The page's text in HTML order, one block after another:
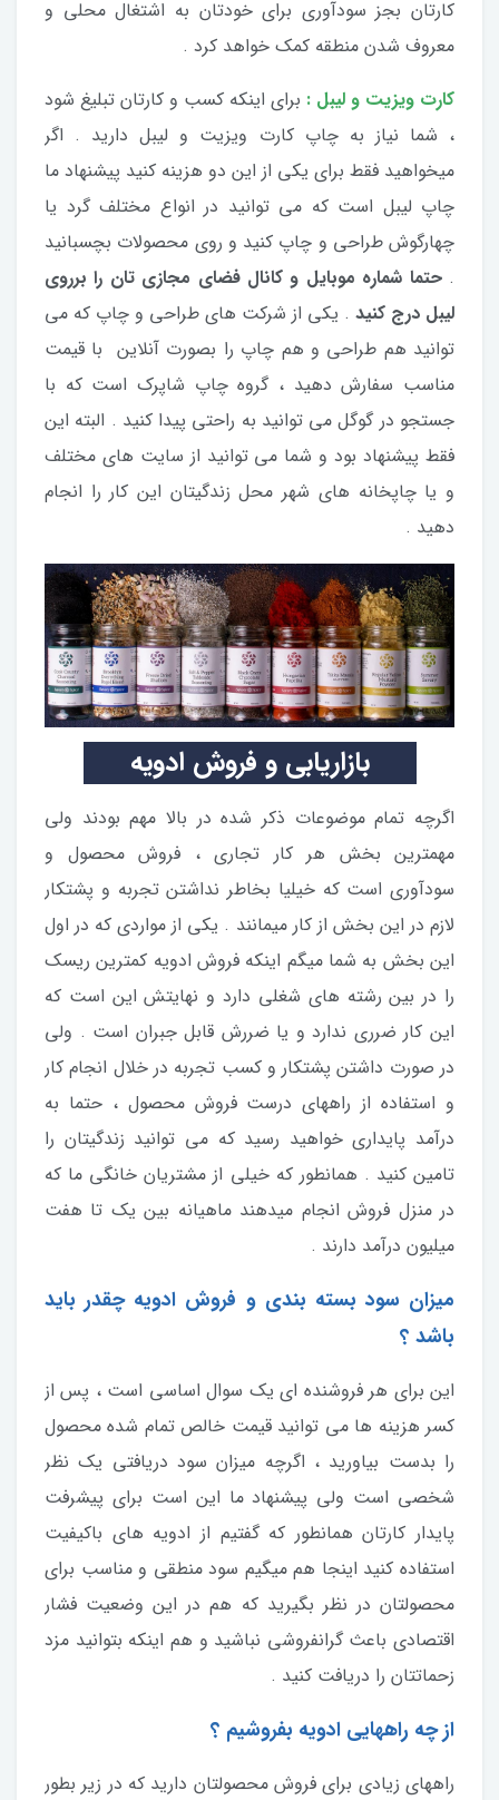
کارتان بجز سودآوری برای خودتان به اشتغال محلی و
معروف شدن منطقه کمک خواهد کرد .
کارت ویزیت و لیبل : برای اینکه کسب و کارتان تبلیغ شود
، شما نیاز به چاپ کارت ویزیت و لیبل دارید . اگر
میخواهید فقط برای یکی از این دو هزینه کنید پیشنهاد ما
چاپ لیبل است که می توانید در انواع مختلف گرد یا
چهارگوش طراحی و چاپ کنید و روی محصولات بچسبانید
.حتما شماره موبایل و کانال فضای مجازی تان را برروی
لیبل درج کنید . یکی از شرکت های طراحی و چاپ که می
توانید هم طراحی و هم چاپ را بصورت آنلاین با قیمت
مناسب سفارش دهید ، گروه چاپ شاپرک است که با
جستجو در گوگل می توانید به راحتی پیدا کنید . البته این
فقط پیشنهاد بود و شما می توانید از سایت های مختلف
و یا چاپخانه های شهر محل زندگیتان این کار را انجام
دهید .
بازاریابی و فروش ادویه
اگرچه تمام موضوعات ذکر شده در بالا مهم بودند ولی
مهمترین بخش هر کار تجاری ، فروش محصول و
سودآوری است که خیلیا بخاطر نداشتن تجربه و پشتکار
لازم در این بخش از کار میمانند . یکی از مواردی که در اول
این بخش به شما میگم اینکه فروش ادویه کمترین ریسک
را در بین رشته های شغلی دارد و نهایتش این است که
این کار ضرری ندارد و یا ضررش قابل جبران است . ولی
در صورت داشتن پشتکار و کسب تجربه در خلال انجام کار
و استفاده از راههای درست فروش محصول ، حتما به
درآمد پایداری خواهید رسید که می توانید زندگیتان را
تامین کنید . همانطور که خیلی از مشتریان خانگی ما که
در منزل فروش انجام میدهند ماهیانه بین یک تا هفت
میلیون درآمد دارند .
میزان سود بسته بندی و فروش ادویه چقدر باید
باشد ؟
این برای هر فروشنده ای یک سوال اساسی است ، پس از
کسر هزینه ها می توانید قیمت خالص تمام شده محصول
را بدست بیاورید ، اگرچه میزان سود دریافتی یک نظر
شخصی است ولی پیشنهاد ما این است برای پیشرفت
پایدار کارتان همانطور که گفتیم از ادویه های باکیفیت
استفاده کنید اینجا هم میگیم سود منطقی و مناسب برای
محصولتان در نظر بگیرید که هم در این وضعیت فشار
اقتصادی باعث گرانفروشی نباشید و هم اینکه بتوانید مزد
زحماتتان را دریافت کنید .
از چه راههایی ادویه بفروشیم ؟
راههای زیادی برای فروش محصولتان دارید که در زیر بطور